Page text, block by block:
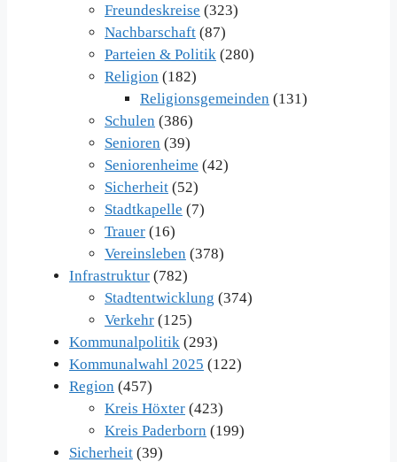
Freundeskreise (323)
Nachbarschaft (87)
Parteien & Politik (280)
Religion (182)
Religionsgemeinden (131)
Schulen (386)
Senioren (39)
Seniorenheime (42)
Sicherheit (52)
Stadtkapelle (7)
Trauer (16)
Vereinsleben (378)
Infrastruktur (782)
Stadtentwicklung (374)
Verkehr (125)
Kommunalpolitik (293)
Kommunalwahl 2025 (122)
Region (457)
Kreis Höxter (423)
Kreis Paderborn (199)
Sicherheit (39)